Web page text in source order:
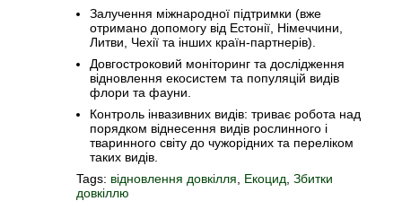
Залучення міжнародної підтримки (вже
отримано допомогу від Естонії, Німеччини,
Литви, Чехії та інших країн-партнерів).
Довгостроковий моніторинг та дослідження
відновлення екосистем та популяцій видів
флори та фауни.
Контроль інвазивних видів: триває робота над
порядком віднесення видів рослинного і
тваринного світу до чужорідних та переліком
таких видів.
Tags: відновлення довкілля Екоцид Збитки
довкіллю